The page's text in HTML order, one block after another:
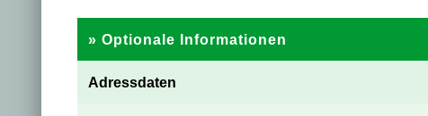
» Optionale Informationen
Adressdaten